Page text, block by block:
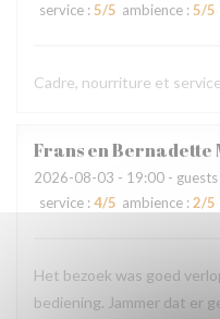
service : 5/5 ambience : 5/5
Cadre, nourriture et
Frans en Bernadette
2026-08-03 - 19:00 - guests
service : 4/5 ambience : 2/5
Het bezoek was goed
bediening. Jammer dat er